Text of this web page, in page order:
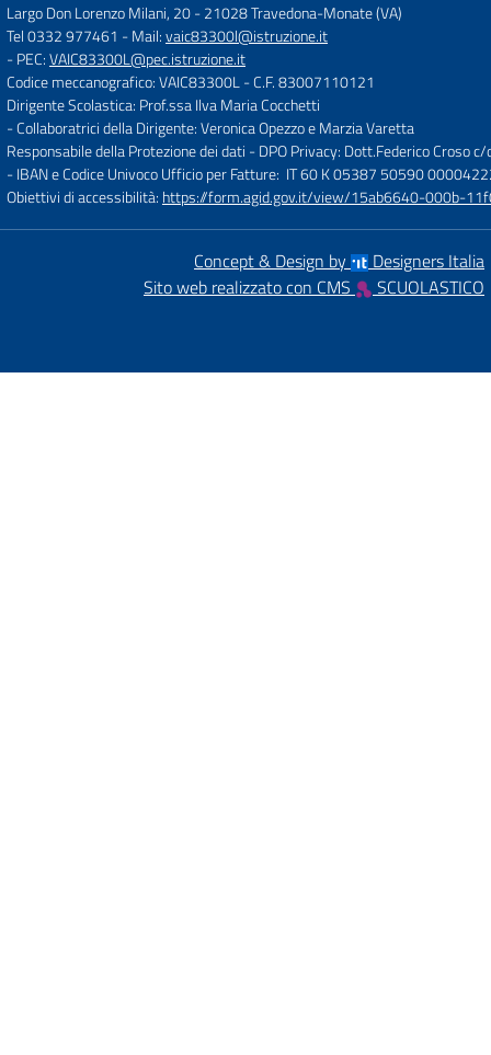
Largo Don Lorenzo Milani, 20-21028 Travedona-Monate (VA)
Tel 0332 977461 - Mail:vaic83300l@istruzione.it
- PEC:VAIC83300L@pec.istruzione.it
Codice meccanografico: VAIC83300L- C.F. 83007110121
Dirigente Scolastica: Prof.ssa Ilva Maria Cocchetti
- Collaboratrici della Dirigente: Veronica Opezzo e Marzia Varetta
Responsabile della Protezione dei dati - DPO Privacy: Dott.Federico Croso
- IBAN e Codice Univoco Ufficio per Fatture: IT 60 K 05387 50590
Obiettivi di accessibilità: https://form.agid.gov.it/view/15ab6640-000b-
Concept & Design by
Designers Italia
Sito web realizzato con CMS
SCUOLASTICO